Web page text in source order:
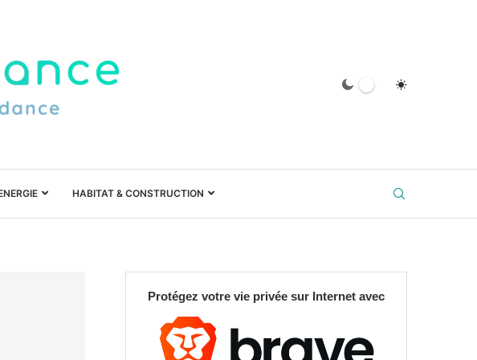
HABITAT & CONSTRUCTION
Protégez votre vie privée sur Internet avec